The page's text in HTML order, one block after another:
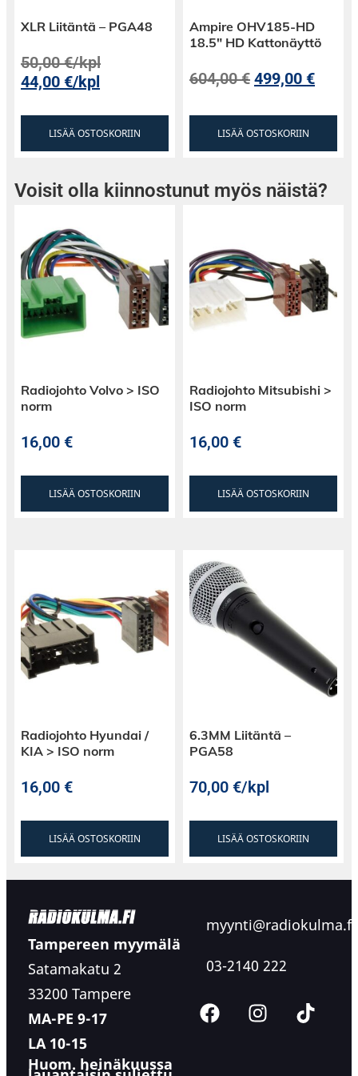
XLR Liitäntä – PGA48
50,00€/kpl
44,00€/kpl
LISÄÄ OSTOSKORIIN
Ampire OHV185-HD
18.5″ HD Kattonäyttö
604,00€ 499,00€
LISÄÄ OSTOSKORIIN
Voisit olla kiinnostunut myös näistä?
Radiojohto Volvo > ISO
norm
16,00€
LISÄÄ OSTOSKORIIN
Radiojohto Mitsubishi >
ISO norm
16,00€
LISÄÄ OSTOSKORIIN
Radiojohto Hyundai /
KIA > ISO norm
16,00€
LISÄÄ OSTOSKORIIN
6.3MM Liitäntä –
PGA58
70,00€/kpl
LISÄÄ OSTOSKORIIN
Tampereen myymälä
Satamakatu 2
33200 Tampere
MA-PE 9-17
LA 10-15
Huom. heinäkuussa
myynti@radiokulma.fi
03-2140 222